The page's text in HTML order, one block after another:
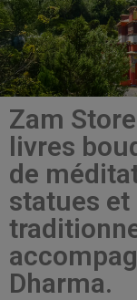
Zam
livres
de
statues
Dharma.